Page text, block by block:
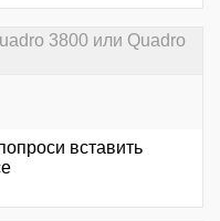
3800 или Quadro
вставить